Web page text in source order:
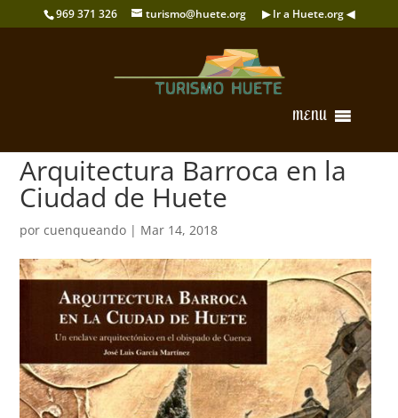
969 371 326 turismo@huete.org ▶ Ir a Huete.org ◀
MENU
Arquitectura Barroca en la
Ciudad de Huete
porcuenqueando | Mar 14, 2018